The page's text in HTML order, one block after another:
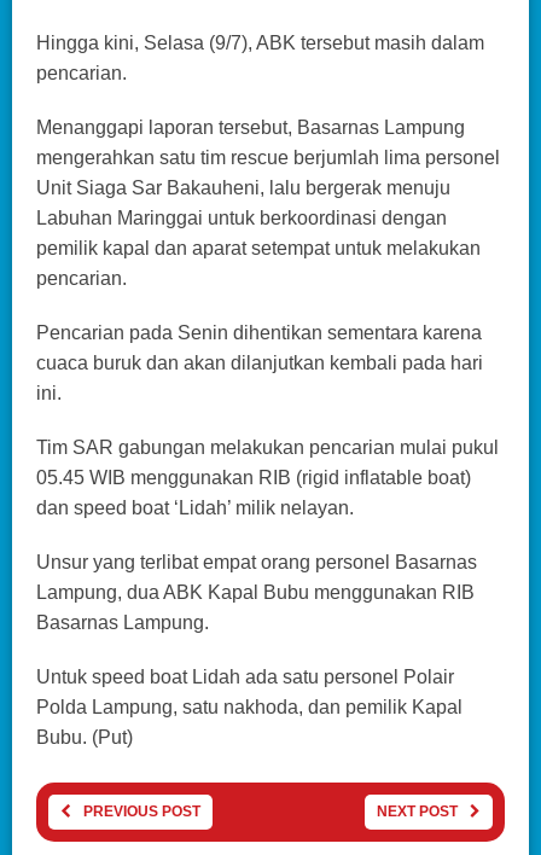
Hingga kini, Selasa (9/7), ABK tersebut masih dalam
pencarian.
Menanggapi laporan tersebut, Basarnas Lampung
mengerahkan satu tim rescue berjumlah lima personel
Unit Siaga Sar Bakauheni, lalu bergerak menuju
Labuhan Maringgai untuk berkoordinasi dengan
pemilik kapal dan aparat setempat untuk melakukan
pencarian.
Pencarian pada Senin dihentikan sementara karena
cuaca buruk dan akan dilanjutkan kembali pada hari
ini.
Tim SAR gabungan melakukan pencarian mulai pukul
05.45 WIB menggunakan RIB (rigid inflatable boat)
dan speed boat ‘Lidah’ milik nelayan.
Unsur yang terlibat empat orang personel Basarnas
Lampung, dua ABK Kapal Bubu menggunakan RIB
Basarnas Lampung.
Untuk speed boat Lidah ada satu personel Polair
Polda Lampung, satu nakhoda, dan pemilik Kapal
Bubu. (Put)
PREVIOUS POST NEXT POST